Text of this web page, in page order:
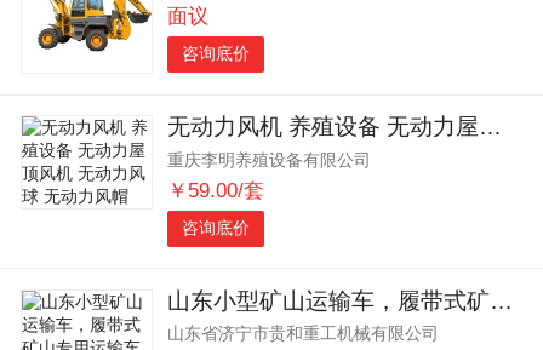
面议
咨询底价
无动力风机 养殖设备 无动力屋顶风机 无动力风球 无动力风帽
重庆李明养殖设备有限公司
￥59.00/套
咨询底价
山东小型矿山运输车，履带式矿山专用运输车
山东省济宁市贵和重工机械有限公司